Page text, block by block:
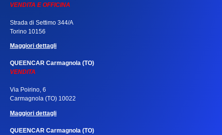
VENDITA E OFFICINA
Strada di Settimo 344/A
Torino 10156
Maggiori dettagli
QUEENCAR Carmagnola (TO)
VENDITA
Via Poirino, 6
Carmagnola (TO) 10022
Maggiori dettagli
QUEENCAR Carmagnola (TO)